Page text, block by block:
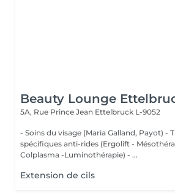
Beauty Lounge
5A, Rue Prince Jean Ettelbruck L-9052
- Soins du visage (Maria Galland, Payot) -
spécifiques anti-rides (Ergolift -
Colplasma -Luminothérapie) - ...
Extension de cils